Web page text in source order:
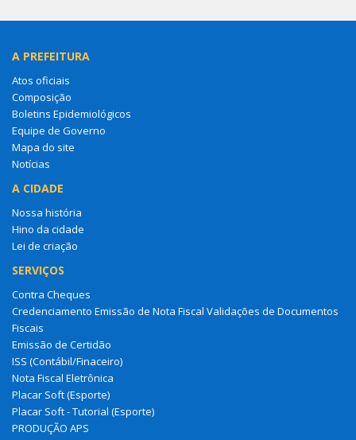
A PREFEITURA
Atos oficiais
Composição
Boletins Epidemiológicos
Equipe de Governo
Mapa do site
Notícias
A CIDADE
Nossa história
Hino da cidade
Lei de criação
SERVIÇOS
Contra Cheques
Credenciamento Emissão de Nota Fiscal Validações de Documentos
Fiscais
Emissão de Certidão
ISS (Contábil/Finaceiro)
Nota Fiscal Eletrônica
Placar Soft (Esporte)
Placar Soft - Tutorial (Esporte)
PRODUÇÃO APS